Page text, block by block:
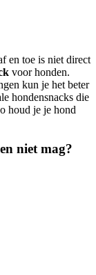
en toe is niet direct
voor honden.
kun je het beter
hondensnacks die
houd je je hond
niet mag?